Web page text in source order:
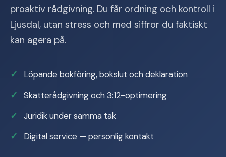
proaktiv rådgivning. Du får ordning och kontroll i
Ljusdal, utan stress och med siffror du faktiskt
kan agera på.
Löpande bokföring, bokslut och deklaration
Skatterådgivning och 3:12-optimering
Juridik under samma tak
Digital service — personlig kontakt